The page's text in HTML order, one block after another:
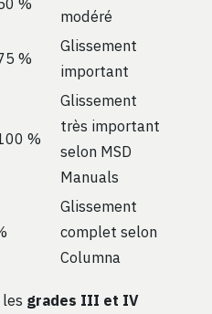
modéré
%
Glissement
important
%
Glissement
très important
selon MSD
Manuals
Glissement
complet selon
Columna
grades III et IV